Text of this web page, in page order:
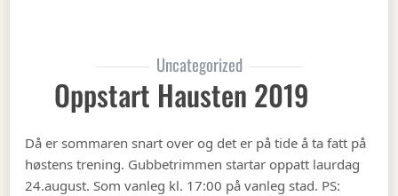
Uncategorized
Oppstart Hausten 2019
Då er sommaren snart over og det er på tide å ta fatt på
høstens trening. Gubbetrimmen startar oppatt laurdag
24.august. Som vanleg kl. 17:00 på vanleg stad. PS: